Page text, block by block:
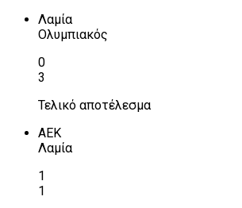
Λαμία
Ολυμπιακός
0
3
Τελικό αποτέλεσμα
ΑΕΚ
Λαμία
1
1